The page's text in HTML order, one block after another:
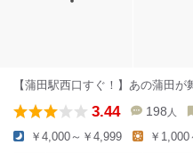
【蒲田駅西口すぐ！】あの蒲田
3.44 198 人
￥4,000～￥4,999 ￥